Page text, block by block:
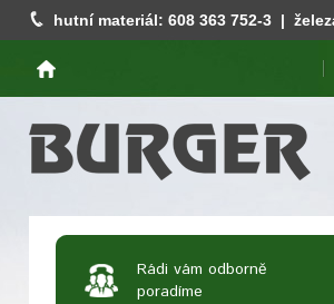
hutní materiál: 608 363 752-3 |
Rádi vám odborně
poradíme